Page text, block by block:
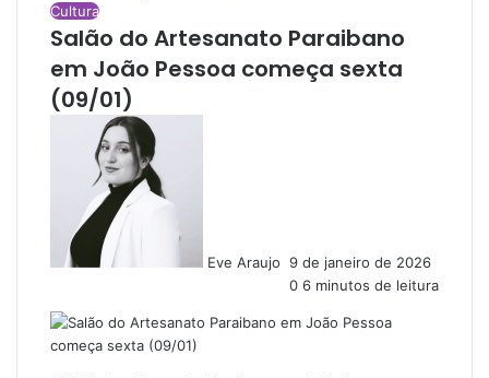
Cultura
Salão do Artesanato Paraibano
em João Pessoa começa sexta
(09/01)
Eve Araujo 9 de janeiro de 2026
0 6 minutos de leitura